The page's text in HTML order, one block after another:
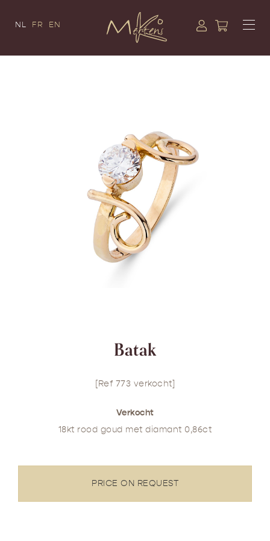
NL FR EN
Batak
[Ref 773 verkocht]
Verkocht
18kt rood goud met diamant 0,86ct
PRICE ON REQUEST